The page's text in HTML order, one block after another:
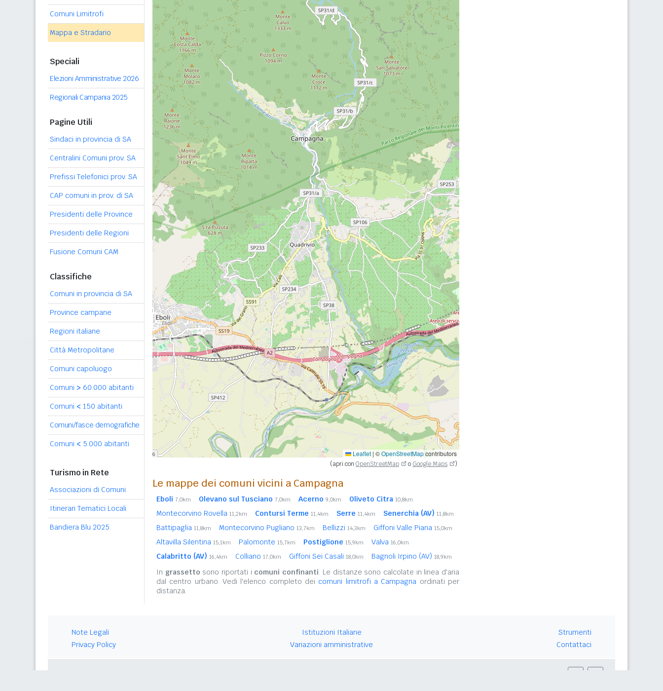
Comuni Limitrofi
Mappa e Stradario
Speciali
Elezioni Amministrative 2026
Regionali Campania 2025
Pagine Utili
Sindaci in provincia di SA
Centralini Comuni prov. SA
Prefissi Telefonici prov. SA
CAP comuni in prov. di SA
Presidenti delle Province
Presidenti delle Regioni
Fusione Comuni CAM
Classifiche
Comuni in provincia di SA
Province campane
Regioni italiane
Città Metropolitane
Comuni capoluogo
Comuni > 60.000 abitanti
Comuni < 150 abitanti
Comuni/fasce demografiche
Comuni < 5.000 abitanti
Turismo in Rete
Associazioni di Comuni
Itinerari Tematici Locali
Bandiera Blu 2025
Leaflet | ©OpenStreetMapcontributors
(apri con OpenStreetMap o Google Maps )
Le mappe dei comuni vicini a Campagna
Eboli 7,0km Olevano sul Tusciano 7,0km Acerno 9,0km Oliveto Citra 10,8km
Montecorvino Rovella 11,2km Contursi Terme 11,4km Serre 11,4km Senerchia (AV) 11,8km
Battipaglia 11,8km Montecorvino Pugliano 13,7km Bellizzi 14,3km Giffoni Valle Piana 15,0km
Altavilla Silentina 15,1km Palomonte 15,7km Postiglione 15,9km Valva 16,0km
Calabritto (AV) 16,4km Colliano 17,0km Giffoni Sei Casali 18,0km Bagnoli Irpino (AV) 18,9km
In grassetto sono riportati i comuni confinanti. Le distanze sono calcolate in linea d'aria
dal centro urbano. Vedi l'elenco completo dei comuni limitrofi a Campagna ordinati per
distanza.
Note Legali
Privacy Policy
Istituzioni Italiane
Variazioni amministrative
Strumenti
Contattaci